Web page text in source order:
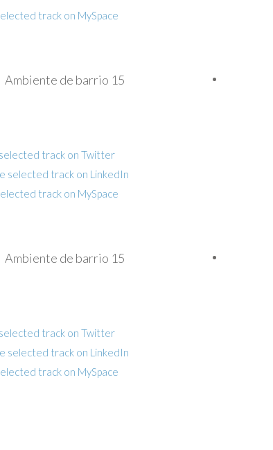
Ambiente de barrio 15
Ambiente de barrio 15